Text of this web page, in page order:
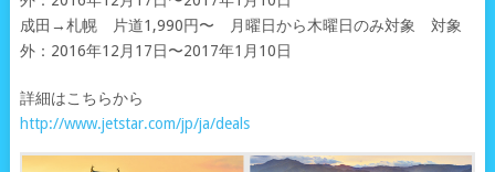
成田→札幌 片道1,990円〜 月曜日から木曜日のみ対象 対象
外：2016年12月17日〜2017年1月10日
詳細はこちらから
http://www.jetstar.com/jp/ja/deals